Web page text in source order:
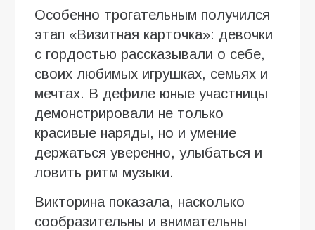
Особенно трогательным получился
этап «Визитная карточка»: девочки
с гордостью рассказывали о себе,
своих любимых игрушках, семьях и
мечтах. В дефиле юные участницы
демонстрировали не только
красивые наряды, но и умение
держаться уверенно, улыбаться и
ловить ритм музыки.
Викторина показала, насколько
сообразительны и внимательны